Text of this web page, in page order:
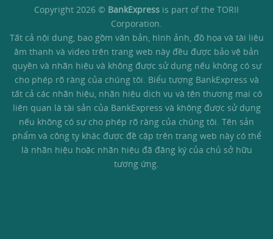
Copyright 2026 © BankExpress is part of the TORII
Corporation.
Tất cả nội dung, bao gồm văn bản, hình ảnh, đồ họa và tài liệu
âm thanh và video trên trang web này đều được bảo vệ bản
quyền và nhãn hiệu và không được sử dụng nếu không có sự
cho phép rõ ràng của chúng tôi. Biểu tượng BankExpress và
tất cả các nhãn hiệu, nhãn hiệu dịch vụ và tên thương mại có
liên quan là tài sản của BankExpress và không được sử dụng
nếu không có sự cho phép rõ ràng của chúng tôi. Tên sản
phẩm và công ty khác được đề cập trên trang web này có thể
là nhãn hiệu hoặc nhãn hiệu đã đăng ký của chủ sở hữu
tương ứng.